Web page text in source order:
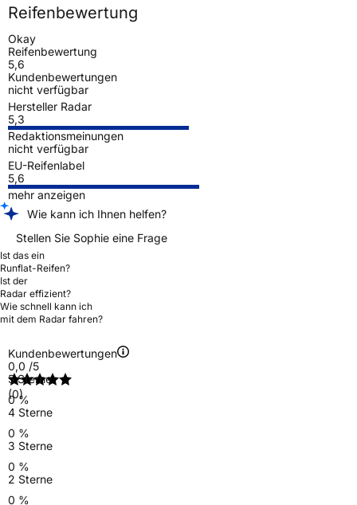
Reifenbewertung
Okay
Reifenbewertung
5,6
Kundenbewertungen
nicht verfügbar
Hersteller Radar
5,3
Redaktionsmeinungen
nicht verfügbar
EU-Reifenlabel
5,6
mehr anzeigen
Wie kann ich Ihnen helfen?
Stellen Sie Sophie eine Frage
Ist das ein
Runflat-Reifen?
Ist der
Radar effizient?
Wie schnell kann ich
mit dem Radar fahren?
Kundenbewertungen
0,0 /5
(0)
5 Sterne
0 %
4 Sterne
0 %
3 Sterne
0 %
2 Sterne
0 %